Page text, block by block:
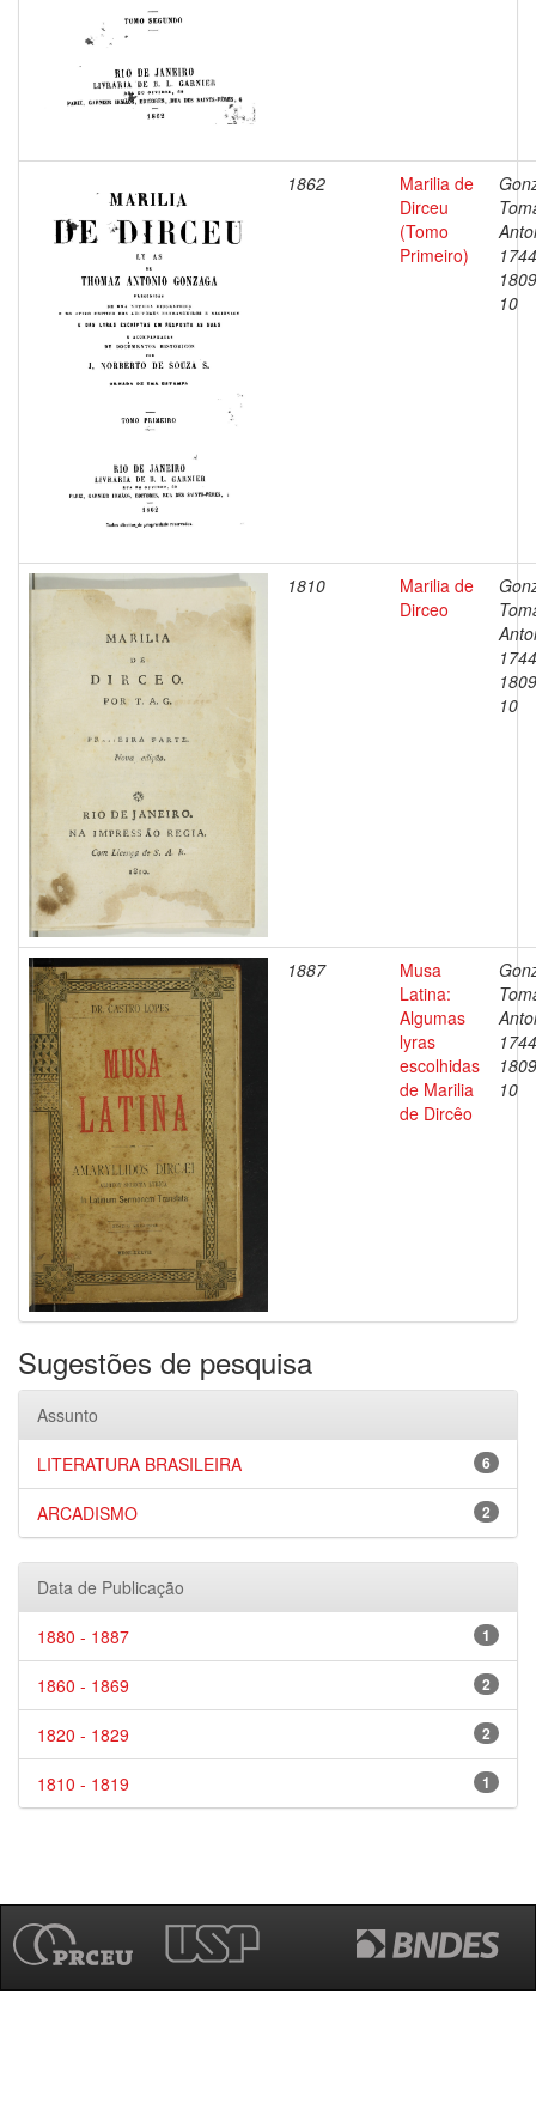
1862
Marilia de
Dirceu
(Tomo
Primeiro)
10
1810
Marilia de
Dirceo
10
1887
Musa
Latina:
Algumas
lyras
escolhidas
de Marilia
de Dircêo
10
Sugestões de pesquisa
Assunto
6
LITERATURA BRASILEIRA
2
ARCADISMO
Data de Publicação
1
1880 - 1887
2
1860 - 1869
2
1820 - 1829
1
1810 - 1819